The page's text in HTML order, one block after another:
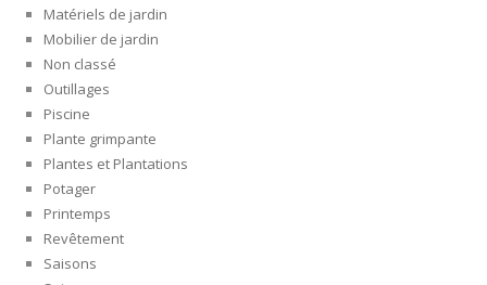
Matériels de jardin
Mobilier de jardin
Non classé
Outillages
Piscine
Plante grimpante
Plantes et Plantations
Potager
Printemps
Revêtement
Saisons